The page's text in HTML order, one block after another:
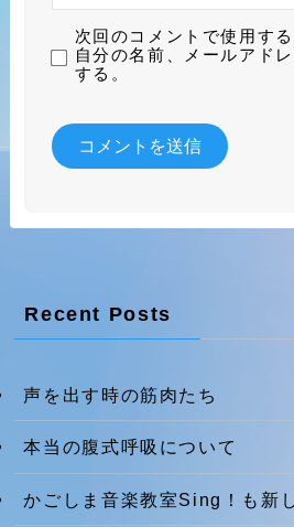
次回のコメントで使用す
自分の名前、メールアド
する。
Recent Posts
声を出す時の筋肉たち
本当の腹式呼吸について
かごしま音楽教室Sing！も新